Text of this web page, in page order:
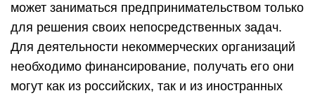
может заниматься предпринимательством только
для решения своих непосредственных задач.
Для деятельности некоммерческих организаций
необходимо финансирование, получать его они
могут как из российских, так и из иностранных